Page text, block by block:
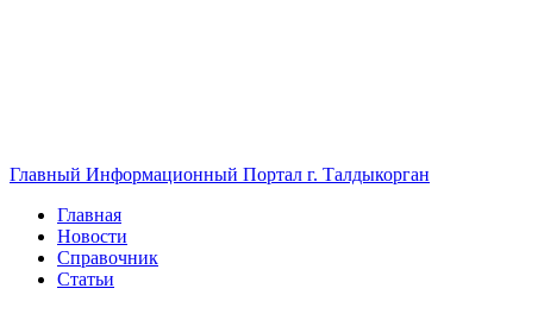
Главный Информационный Портал г. Талдыкорган
Главная
Новости
Справочник
Статьи